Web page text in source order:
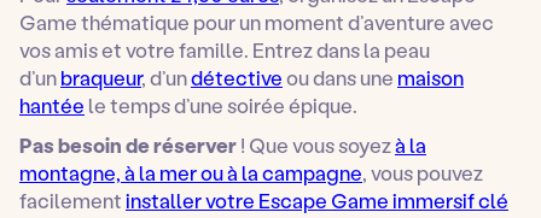
Game thématique pour un moment d’aventure avec
vos amis et votre famille. Entrez dans la peau
d’unbraqueur, d’undétectiveou dans une maison
hantée le temps d’une soirée épique.
Pas besoin de réserver! Que vous soyezà la
montagne, à la mer ou à la campagne, vous pouvez
facilementinstaller votre Escape Game immersif clé